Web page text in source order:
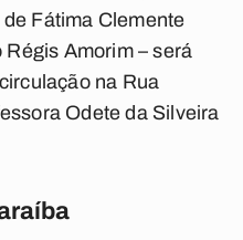
Fátima Clemente
Amorim – será
na Rua
Odete da Silveira